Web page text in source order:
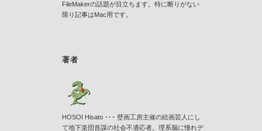
FileMakerの話題が目立ちます。特に断りがない
限り記事はMac用です。
著者
HOSOI Hisato ･･･ 壁画工房主催の絵画芸人にし
て地下楽団首謀の社会不適応者。理系脳に憧れデ